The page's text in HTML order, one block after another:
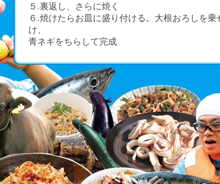
５.裏返し、さらに焼く
６.焼けたらお皿に盛り付ける。大根おろしを
け、
青ネギをちらして完成